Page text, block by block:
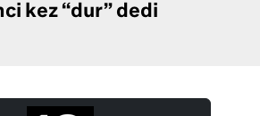
kez “dur” dedi